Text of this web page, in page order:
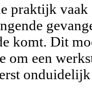
praktijk vaak
komt. Dit
om een